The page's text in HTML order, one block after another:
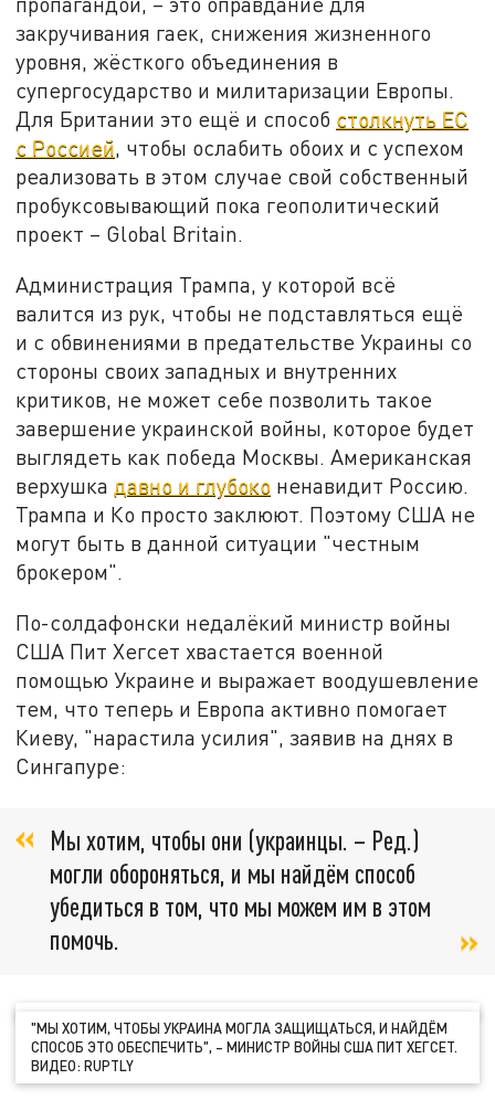
закручивания гаек, снижения жизненного
уровня, жёсткого объединения в
супергосударство и милитаризации Европы.
Для Британии это ещё и способ столкнуть ЕС
с Россией, чтобы ослабить обоих и с успехом
реализовать в этом случае свой собственный
пробуксовывающий пока геополитический
проект – Global Britain.
Администрация Трампа, у которой всё
валится из рук, чтобы не подставляться ещё
и с обвинениями в предательстве Украины со
стороны своих западных и внутренних
критиков, не может себе позволить такое
завершение украинской войны, которое будет
выглядеть как победа Москвы. Американская
верхушка давно и глубоко ненавидит Россию.
Трампа и Ко просто заклюют. Поэтому США не
могут быть в данной ситуации "честным
брокером".
По-солдафонски недалёкий министр войны
США Пит Хегсет хвастается военной
помощью Украине и выражает воодушевление
тем, что теперь и Европа активно помогает
Киеву, "нарастила усилия", заявив на днях в
Сингапуре:
Мы хотим, чтобы они (украинцы. – Ред.)
могли обороняться, и мы найдём способ
убедиться в том, что мы можем им в этом
помочь.
"МЫ ХОТИМ, ЧТОБЫ УКРАИНА МОГЛА ЗАЩИЩАТЬСЯ, И НАЙДЁМ
СПОСОБ ЭТО ОБЕСПЕЧИТЬ", – МИНИСТР ВОЙНЫ США ПИТ ХЕГСЕТ.
ВИДЕО: RUPTLY